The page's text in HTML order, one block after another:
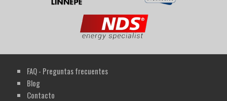
FAQ - Preguntas frecuentes
Blog
Contacto